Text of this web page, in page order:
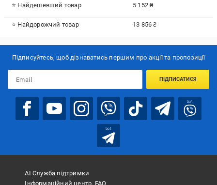
⭐ Найдешевший товар 5 152 ₴
⭐ Найдорожчий товар 13 856 ₴
Підписуйтесь, щоб дізнаватись першим про акції та пропозиції
ПІДПИСАТИСЯ
bot
bot
АІ Служба підтримки
Інформаційний центр, FAQ